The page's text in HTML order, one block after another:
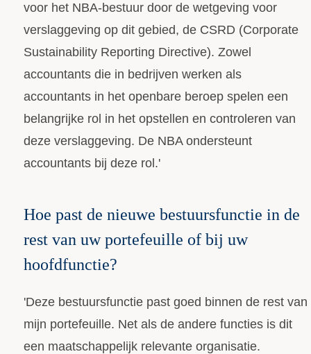
voor het NBA-bestuur door de wetgeving voor
verslaggeving op dit gebied, de CSRD (Corporate
Sustainability Reporting Directive). Zowel
accountants die in bedrijven werken als
accountants in het openbare beroep spelen een
belangrijke rol in het opstellen en controleren van
deze verslaggeving. De NBA ondersteunt
accountants bij deze rol.'
Hoe past de nieuwe bestuursfunctie in de
rest van uw portefeuille of bij uw
hoofdfunctie?
'Deze bestuursfunctie past goed binnen de rest van
mijn portefeuille. Net als de andere functies is dit
een maatschappelijk relevante organisatie.